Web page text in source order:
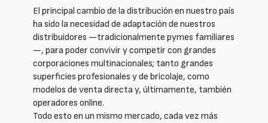
El principal cambio de la distribución en nuestro país
ha sido la necesidad de adaptación de nuestros
distribuidores —tradicionalmente pymes familiares
—, para poder convivir y competir con grandes
corporaciones multinacionales; tanto grandes
superficies profesionales y de bricolaje, como
modelos de venta directa y, últimamente, también
operadores online.
Todo esto en un mismo mercado, cada vez más